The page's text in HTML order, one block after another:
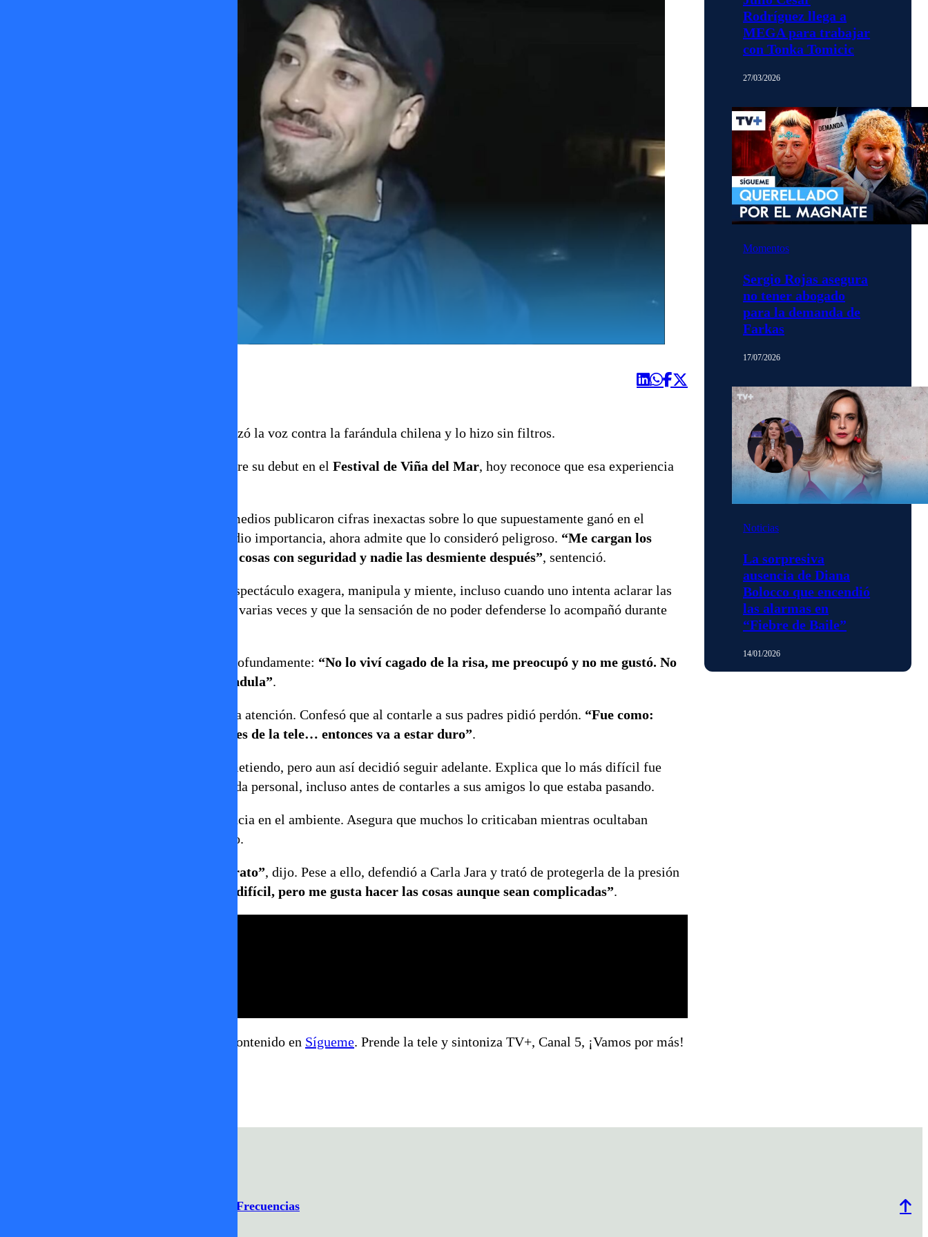
alzó la voz contra la farándula chilena y lo hizo sin filtros.
El humorista, que alguna vez bromeó sobre su debut en el Festival de Viña del Mar, hoy reconoce que esa experiencia
Recuerda, por ejemplo, cuando algunos medios publicaron cifras inexactas sobre lo que supuestamente ganó en el
certamen. Aunque en un comienzo no le dio importancia, ahora admite que lo consideró peligroso. “Me cargan los
periodistas que inventan, porque dicen cosas con seguridad y nadie las desmiente después”, sentenció.
El humorista sostiene que la prensa del espectáculo exagera, manipula y miente, incluso cuando uno intenta aclarar las
cosas. Afirma que lo sacaron de contexto varias veces y que la sensación de no poder defenderse lo acompañó durante
Esa exposición mediática lo incomodó profundamente: “No lo viví cagado de la risa, me preocupó y no me gustó. No
me imaginaba jamás dentro de la farándula”.
intensificó la atención. Confesó que al contarle a sus padres pidió perdón. “Fue como:
papá, estoy conociendo a alguien, pero es de la tele… entonces va a estar duro”.
Reconoce que sabía en lo que se estaba metiendo, pero aun así decidió seguir adelante. Explica que lo más difícil fue
enfrentar preguntas invasivas sobre su vida personal, incluso antes de contarles a sus amigos lo que estaba pasando.
Urrutia también acusó falta de transparencia en el ambiente. Asegura que muchos lo criticaban mientras ocultaban
vínculos con otras figuras del espectáculo.
“La farándula trata de picarte todo el rato”, dijo. Pese a ello, defendió a Carla Jara y trató de protegerla de la presión
“Sabía que era una relación difícil, pero me gusta hacer las cosas aunque sean complicadas”.
Revisa más información de este y otros contenido en Sígueme. Prende la tele y sintoniza TV+, Canal 5, ¡Vamos por más!
Rodríguez llega a
MEGA para trabajar
con Tonka Tomicic
27/03/2026
Momentos
Sergio Rojas asegura
no tener abogado
para la demanda de
Farkas
17/07/2026
Noticias
La sorpresiva
ausencia de Diana
Bolocco que encendió
las alarmas en
“Fiebre de Baile”
14/01/2026
Frecuencias